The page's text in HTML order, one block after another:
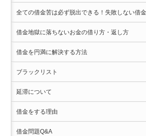
全ての借金苦は必ず脱出できる！失敗しない借
借金地獄に落ちないお金の借り方・返し方
借金を円満に解決する方法
ブラックリスト
延滞について
借金をする理由
借金問題Q&A